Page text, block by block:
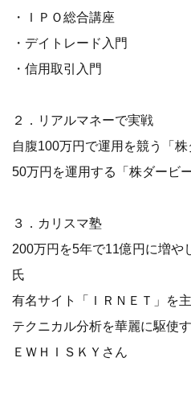
・ＩＰＯ総合講座
・デイトレード入門
・信用取引入門
２．リアルマネーで実戦
自腹100万円で運用を競う「
50万円を運用する「株ダービ
３．カリスマ塾
200万円を5年で11億円に増や
氏
有名サイト「ＩＲＮＥＴ」を
テクニカル分析を華麗に駆使
ＥＷＨＩＳＫＹさん